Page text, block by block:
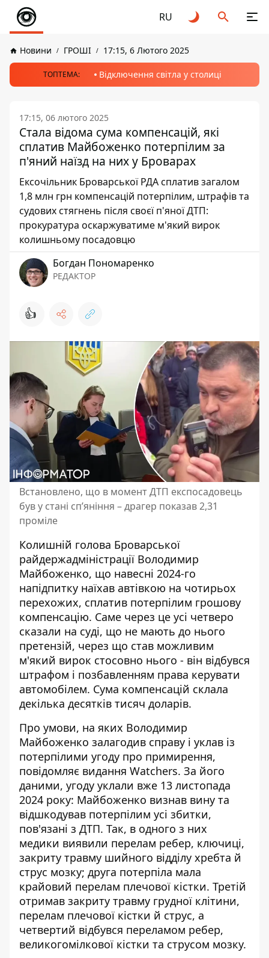
RU
Новини ГРОШІ 17:15, 6 Лютого 2025
ТОПТЕМА: Відключення світла у столиці
17:15, 06 лютого 2025
Стала відома сума компенсацій, які
сплатив Майбоженко потерпілим за
п'яний наїзд на них у Броварах
Ексочільник Броварської РДА сплатив загалом
1,8 млн грн компенсацій потерпілим, штрафів та
судових стягнень після своєї п'яної ДТП:
прокуратура оскаржуватиме м'який вирок
колишньому посадовцю
Богдан Пономаренко
РЕДАКТОР
👍
Встановлено, що в момент ДТП експосадовець
був у стані спʼяніння – драгер показав 2,31
проміле
Колишній голова Броварської
райдержадміністрації Володимир
Майбоженко, що навесні 2024-го
напідпитку наїхав автівкою на чотирьох
перехожих, сплатив потерпілим грошову
компенсацію. Саме через це усі четверо
сказали на суді, що не мають до нього
претензій, через що став можливим
м'який вирок стосовно нього - він відбувся
штрафом і позбавленням права керувати
автомобілем. Сума компенсацій склала
декілька десятків тисяч доларів.
Про умови, на яких Володимир
Майбоженко залагодив справу і уклав із
потерпілими угоду про примирення,
повідомляє видання Watchers. За його
даними, угоду уклали вже 13 листопада
2024 року: Майбоженко визнав вину та
відшкодував потерпілим усі збитки,
пов'язані з ДТП. Так, в одного з них
медики виявили перелам ребер, ключиці,
закриту травму шийного відділу хребта й
струс мозку; друга потерпіла мала
крайовий перелам плечової кістки. Третій
отримав закриту травму грудної клітини,
перелам плечової кістки й струс, а
четвертий відбувся переламом ребер,
великогомілкової кістки та струсом мозку.